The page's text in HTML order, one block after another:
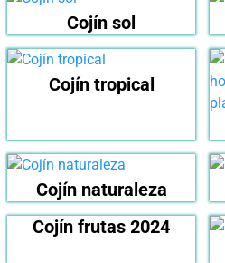
Cojín sol
Cojín tropical
Cojín naturaleza
Cojín frutas 2024